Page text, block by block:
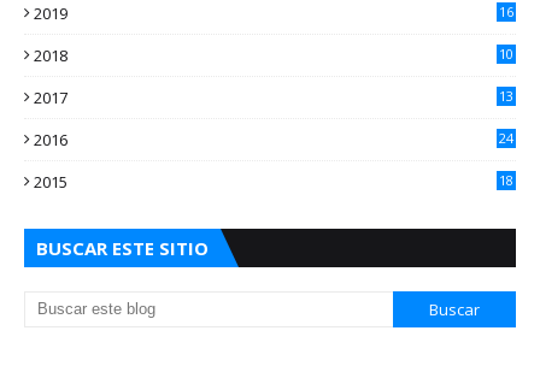
2019
16
2018
10
2017
13
2016
24
2015
18
BUSCAR ESTE SITIO